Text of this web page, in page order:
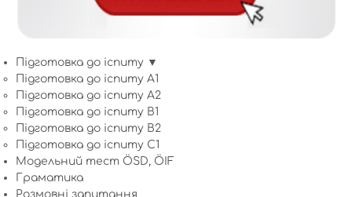
Підготовка до іспиту ▼
Підготовка до іспиту A1
Підготовка до іспиту A2
Підготовка до іспиту B1
Підготовка до іспиту B2
Підготовка до іспиту C1
Модельний тест ÖSD, ÖIF
Граматика
Розмовні запитання